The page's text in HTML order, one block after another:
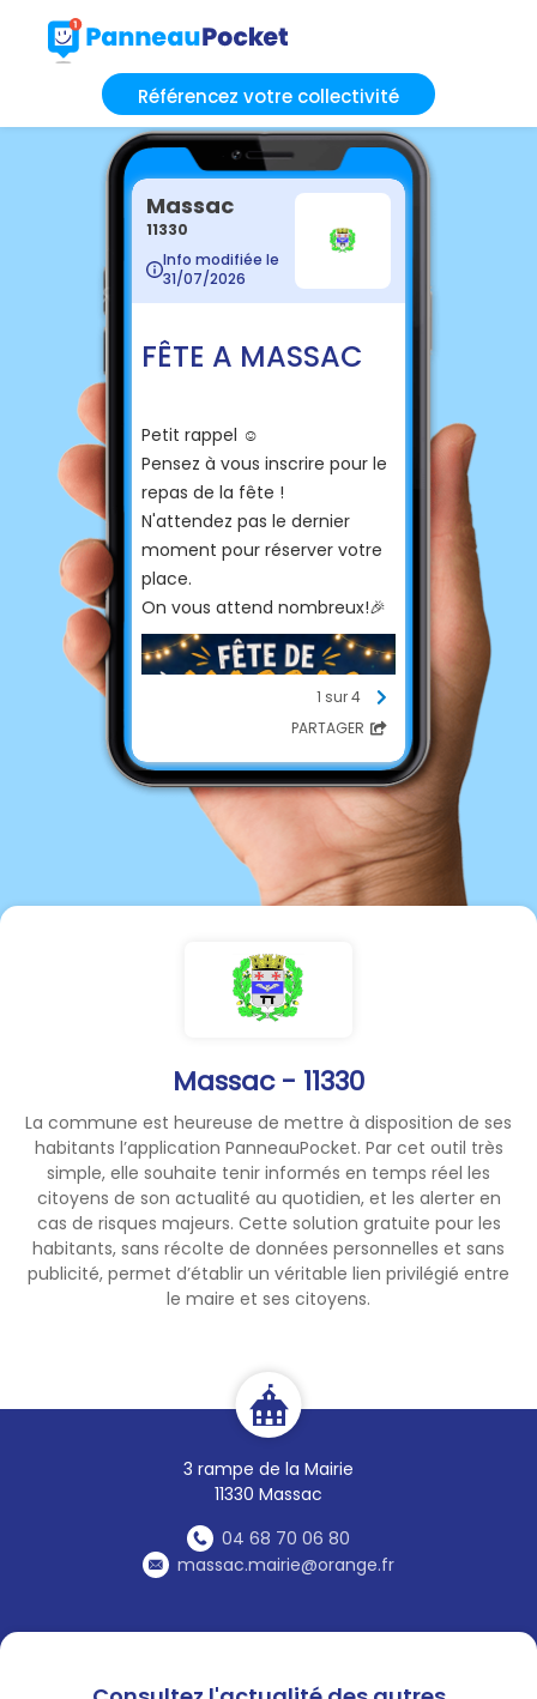
Référencez votre collectivité
Massac - 11330
La commune est heureuse de mettre à disposition de ses
habitants l’application PanneauPocket. Par cet outil très
simple, elle souhaite tenir informés en temps réel les
citoyens de son actualité au quotidien, et les alerter en
cas de risques majeurs. Cette solution gratuite pour les
habitants, sans récolte de données personnelles et sans
publicité, permet d’établir un véritable lien privilégié entre
le maire et ses citoyens.
3 rampe de la Mairie
11330 Massac
04 68 70 06 80
massac.mairie@orange.fr
Massac
11330
Info modifiée le
31/07/2026
FÊTE A MASSAC
Petit rappel ☺️
Pensez à vous inscrire pour le
repas de la fête !
N'attendez pas le dernier
moment pour réserver votre
place.
On vous attend nombreux!🎉
1 sur 4
PARTAGER